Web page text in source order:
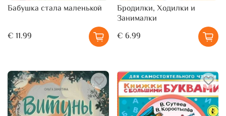
Бабушка стала маленькой
€ 11.99
Бродилки, Ходилки и
Занималки
€ 6.99